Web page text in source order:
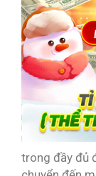
trong đầy đủ